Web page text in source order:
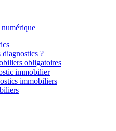
diagnostics ?
obligatoires
immobilier
immobiliers